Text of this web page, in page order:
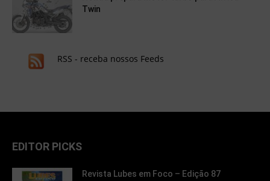
Twin
RSS - receba nossos Feeds
EDITOR PICKS
Revista Lubes em Foco – Edição 87